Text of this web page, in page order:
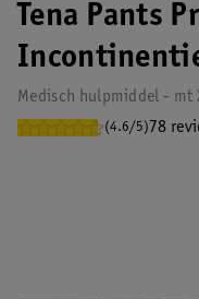
Tena Pants
Medisch hulpmiddel - mt
(4.6/5) 78